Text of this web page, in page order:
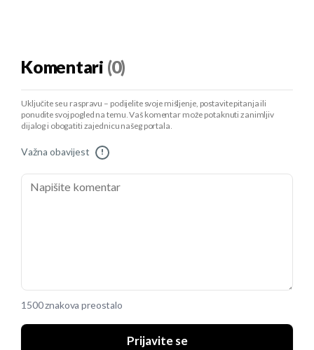
Komentari (0)
Uključite se u raspravu – podijelite svoje mišljenje, postavite pitanja ili
ponudite svoj pogled na temu. Vaš komentar može potaknuti zanimljiv
dijalog i obogatiti zajednicu našeg portala.
Važna obavijest !
1500 znakova preostalo
Prijavite se